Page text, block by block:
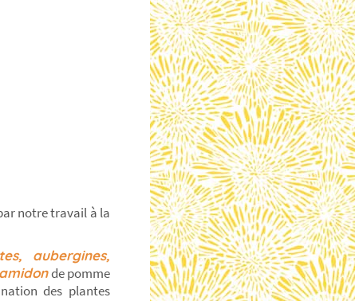
notre travail à la
aubergines,
de pomme
des plantes